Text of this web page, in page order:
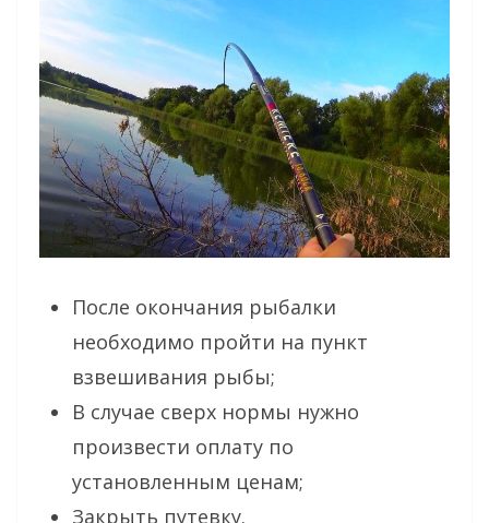
После окончания рыбалки
необходимо пройти на пункт
взвешивания рыбы;
В случае сверх нормы нужно
произвести оплату по
установленным ценам;
Закрыть путевку.